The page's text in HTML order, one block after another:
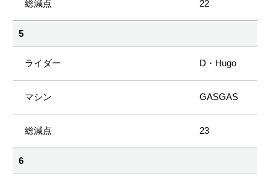
22
5
D・Hugo
GASGAS
23
6